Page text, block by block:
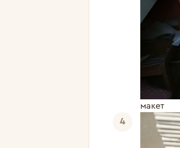
макет
4